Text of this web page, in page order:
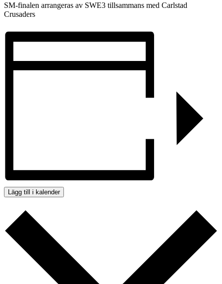
SM-finalen arrangeras av SWE3 tillsammans med Carlstad
Crusaders
Lägg till i kalender